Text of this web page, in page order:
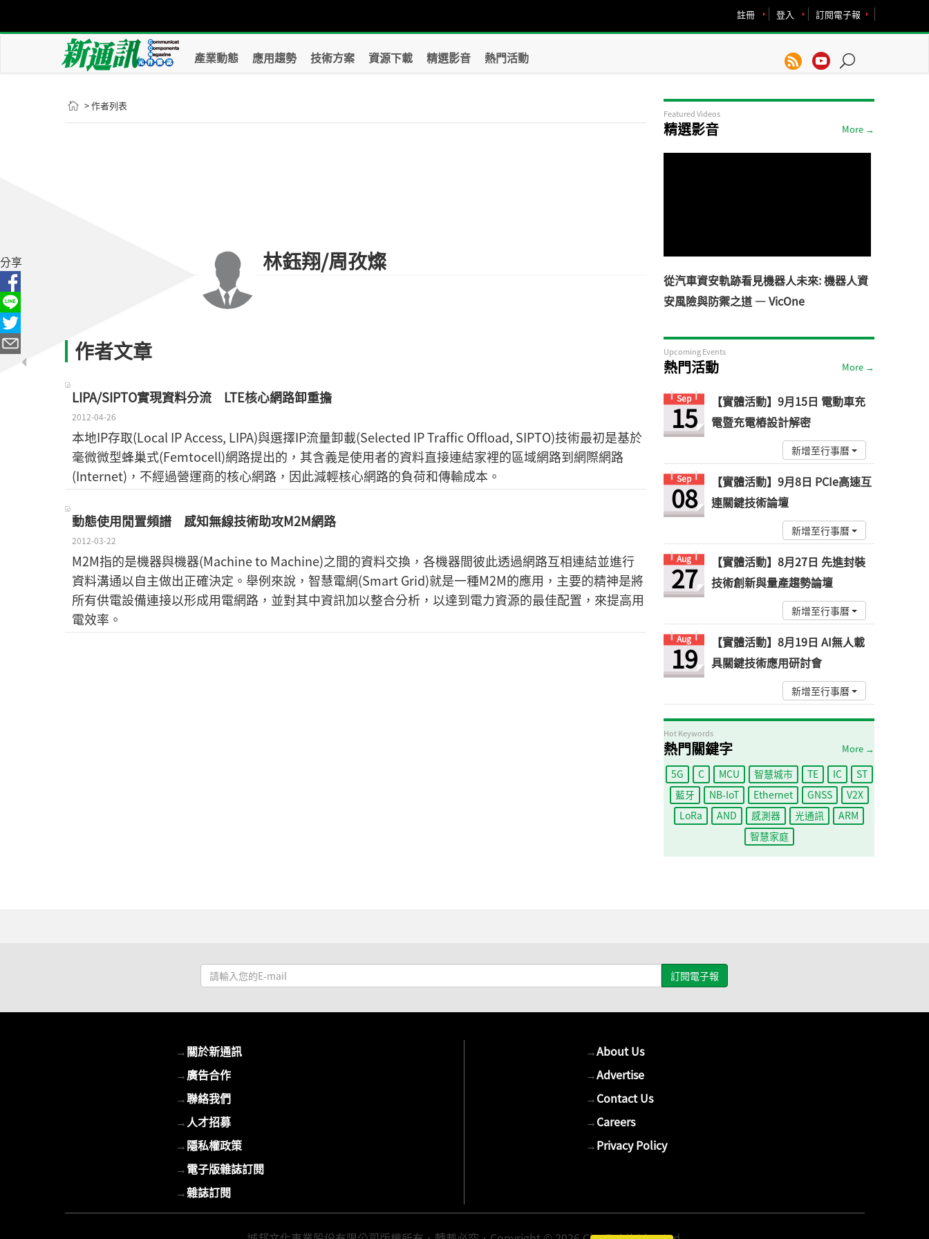
訂閱電子報
登入
註冊
產業動態 應用趨勢 技術方案 資源下載 精選影音 熱門活動
> 作者列表
林鈺翔/周孜燦
作者文章
LIPA/SIPTO實現資料分流 LTE核心網路卸重擔
2012-04-26
本地IP存取(Local IP Access, LIPA)與選擇IP流量卸載(Selected IP Traffic Offload, SIPTO)技術最初是基於
毫微微型蜂巢式(Femtocell)網路提出的，其含義是使用者的資料直接連結家裡的區域網路到網際網路
(Internet)，不經過營運商的核心網路，因此減輕核心網路的負荷和傳輸成本。
動態使用閒置頻譜 感知無線技術助攻M2M網路
2012-03-22
M2M指的是機器與機器(Machine to Machine)之間的資料交換，各機器間彼此透過網路互相連結並進行
資料溝通以自主做出正確決定。舉例來說，智慧電網(Smart Grid)就是一種M2M的應用，主要的精神是將
所有供電設備連接以形成用電網路，並對其中資訊加以整合分析，以達到電力資源的最佳配置，來提高用
電效率。
Featured Videos
精選影音 More →
從汽車資安軌跡看見機器人未來: 機器人資
安風險與防禦之道 — VicOne
Upcoming Events
熱門活動 More →
Sep
15
【實體活動】9月15日 電動車充
電暨充電樁設計解密
新增至行事曆
Sep
08
【實體活動】9月8日 PCIe高速互
連關鍵技術論壇
新增至行事曆
Aug
27
【實體活動】8月27日 先進封裝
技術創新與量產趨勢論壇
新增至行事曆
Aug
19
【實體活動】8月19日 AI無人載
具關鍵技術應用研討會
新增至行事曆
Hot Keywords
熱門關鍵字 More →
5G C MCU 智慧城市 TE IC
ST
藍牙
NB-IoT Ethernet GNSS
V2X
LoRa
AND 感測器 光通訊
ARM
智慧家庭
請
輸
E-
mail
分享
→關於新通訊
→廣告合作
→聯絡我們
→人才招募
→隱私權政策
→電子版雜誌訂閱
→雜誌訂閱
→About Us
→Advertise
→Contact Us
→Careers
→Privacy Policy